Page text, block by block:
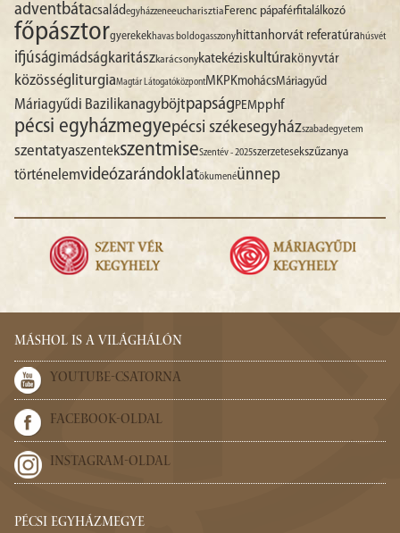
adventbátacsaládegyházzeneeucharisztiaFerenc pápaférfitalálkozó
főpásztorgyerekekhavas boldogasszonyhittanhorvát referatúrahúsvét
ifjúságimádságkaritászkarácsonykatekéziskultúrakönyvtár
közösségliturgiaMagtár LátogatóközpontMKPKmohácsMáriagyűd
Máriagyűdi BazilikanagyböjtpapságPEMpphf
pécsi egyházmegyepécsi székesegyházszabadegyetem
szentatyaszentekszentmiseSzentév - 2025szerzetesekszűzanya
történelemvideózarándoklatökumenéünnep
MÁSHOL IS A VILÁGHÁLÓN
YOUTUBE-CSATORNA
FACEBOOK-OLDAL
INSTAGRAM-OLDAL
PÉCSI EGYHÁZMEGYE